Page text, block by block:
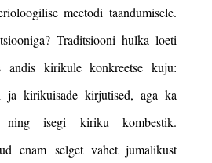
meetodi taandumisele.
Traditsiooni hulka loeti
andis kirikule konkreetse kuju:
ja kirikuisade kirjutised, aga ka
ning isegi kiriku kombestik.
enam selget vahet jumalikust